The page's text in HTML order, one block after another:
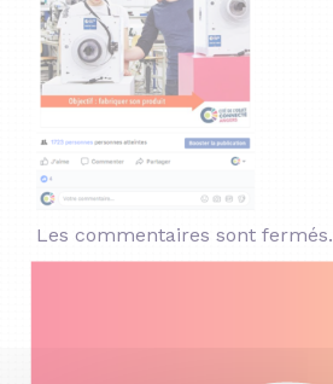
Les commentaires sont fermés.